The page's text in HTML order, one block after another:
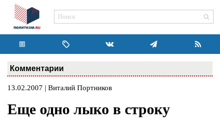
Комментарии
13.02.2007 | Виталий Портников
Еще одно лыко в строку